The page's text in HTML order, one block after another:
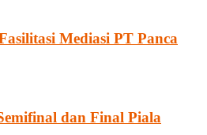
Mediasi PT Panca
dan Final Piala